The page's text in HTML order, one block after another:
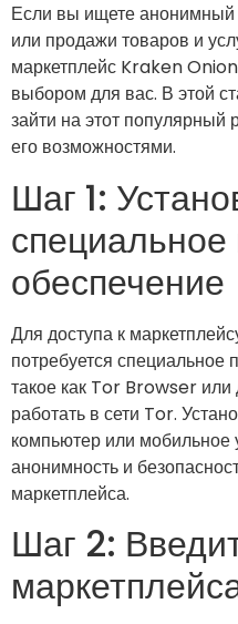
Если вы ищете анонимный
или продажи товаров и
маркетплейс Kraken
выбором для вас. В этой
зайти на этот популярный
его возможностями.
Шаг 1:
обеспечение
Для доступа к
потребуется специальное
такое как Tor Browser
работать в сети Tor.
компьютер или мобильное
анонимность и
маркетплейса.
Шаг 2: